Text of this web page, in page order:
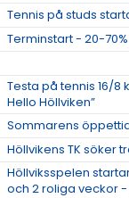
Tennis på studs
Terminstart - 20-
Testa på tennis 16/8
Hello Höllviken”
Sommarens
Höllvikens TK söker
Höllviksspelen
och 2 roliga veckor